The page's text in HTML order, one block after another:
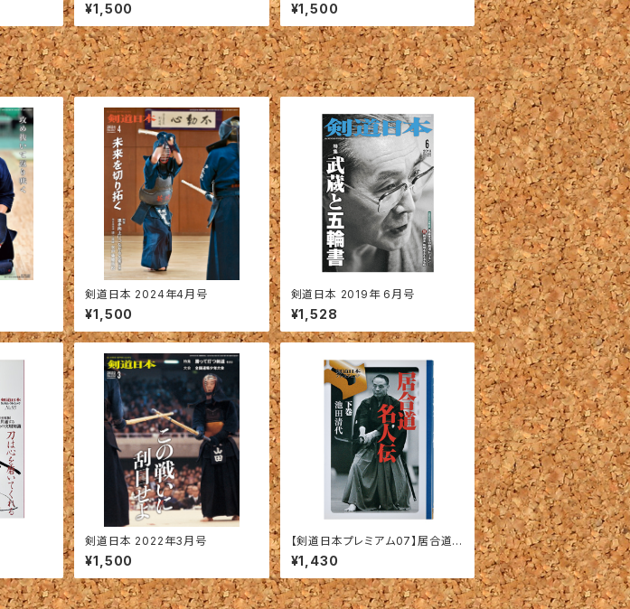
¥1,500 ¥1,500
剣道日本 2024年4月号
¥1,500
剣道日本 2019年 6月号
¥1,528
剣道日本 2022年3月号
¥1,500
【剣道日本プレミアム07】居合道
名人伝－下巻－
¥1,430